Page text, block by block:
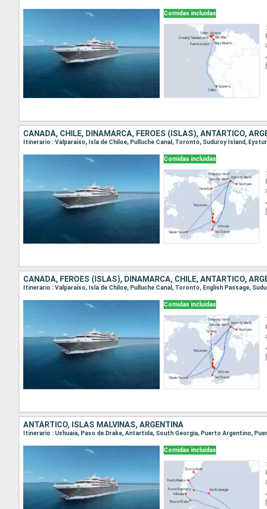
Comidas incluidas
CANADÁ, CHILE, DINAMARCA, FÉROES (ISLAS), ANTÁRTICO,
Comidas incluidas
CANADÁ, FÉROES (ISLAS), DINAMARCA, CHILE, ANTÁRTICO,
Comidas incluidas
ANTÁRTICO, ISLAS MALVINAS, ARGENTINA
Itinerario : Ushuaia, Paso de Drake, Antartida, South Georgia, Puerto Argentino,
Comidas incluidas